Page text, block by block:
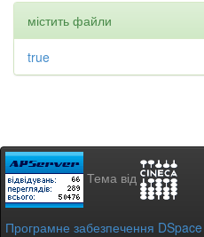
містить файли
true
Тема від
Програмне забезпечення DSpace